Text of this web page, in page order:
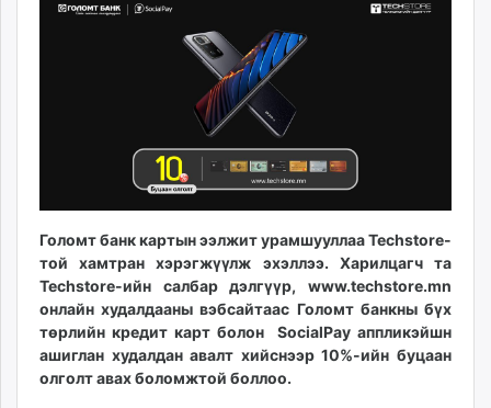
ikon.mn
ergelt.mn
zarig.mn
today.mn
zuv.mn
mminfo.mn
ugluu.mn
urlag.mn
Голомт банк картын ээлжит урамшууллаа Techstore-
той хамтран хэрэгжүүлж эхэллээ. Харилцагч та
Techstore-ийн салбар дэлгүүр, www.techstore.mn
онлайн худалдааны вэбсайтаас Голомт банкны бүх
төрлийн кредит карт болон SocialPay аппликэйшн
ашиглан худалдан авалт хийснээр 10%-ийн буцаан
олголт авах боломжтой боллоо.